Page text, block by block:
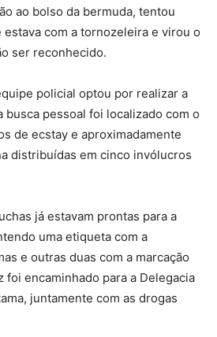
ao bolso da bermuda, tentou
com a tornozeleira e virou o
ser reconhecido.
policial optou por realizar a
busca pessoal foi localizado com o
de ecstay e aproximadamente
distribuídas em cinco invólucros
já estavam prontas para a
uma etiqueta com a
e outras duas com a marcação
foi encaminhado para a Delegacia
juntamente com as drogas